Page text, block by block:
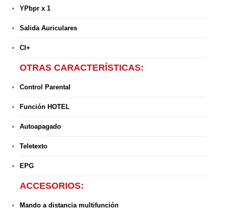
YPbpr x 1
Salida Auriculares
CI+
OTRAS CARACTERÍSTICAS:
Control Parental
Función HOTEL
Autoapagado
Teletexto
EPG
ACCESORIOS:
Mando a distancia multifunción